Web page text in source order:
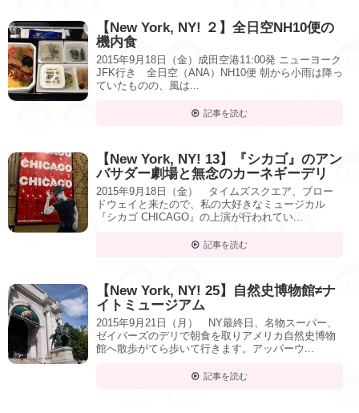
【New York, NY! ２】全日空NH10便の
機内食
2015年9月18日（金）成田空港11:00発 ニューヨーク
JFK行き 全日空（ANA）NH10便 朝から小雨は降っ
ていたものの、風は...
記事を読む
【New York, NY! 13】『シカゴ』のアン
バサダー劇場と無念のカーネギーデリ
2015年9月18日（金） タイムズスクエア、ブロー
ドウェイと来たので、私の大好きなミュージカル
『シカゴ CHICAGO』の上演が行われてい...
記事を読む
【New York, NY! 25】自然史博物館≠ナ
イトミュージアム
2015年9月21日（月） NY最終日、名物スーパー、
ゼイバーズのデリで朝食を取りアメリカ自然史博物
館へ散歩がてら歩いて行きます。アッパーウ...
記事を読む